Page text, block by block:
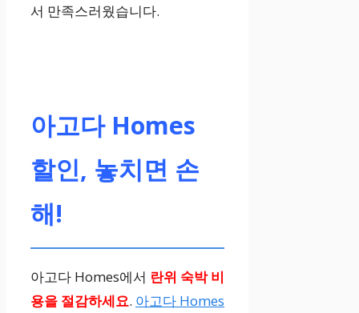
서 만족스러웠습니다.
아고다 Homes
할인, 놓치면 손
해!
아고다 Homes에서 란위 숙박 비
용을 절감하세요. 아고다 Homes